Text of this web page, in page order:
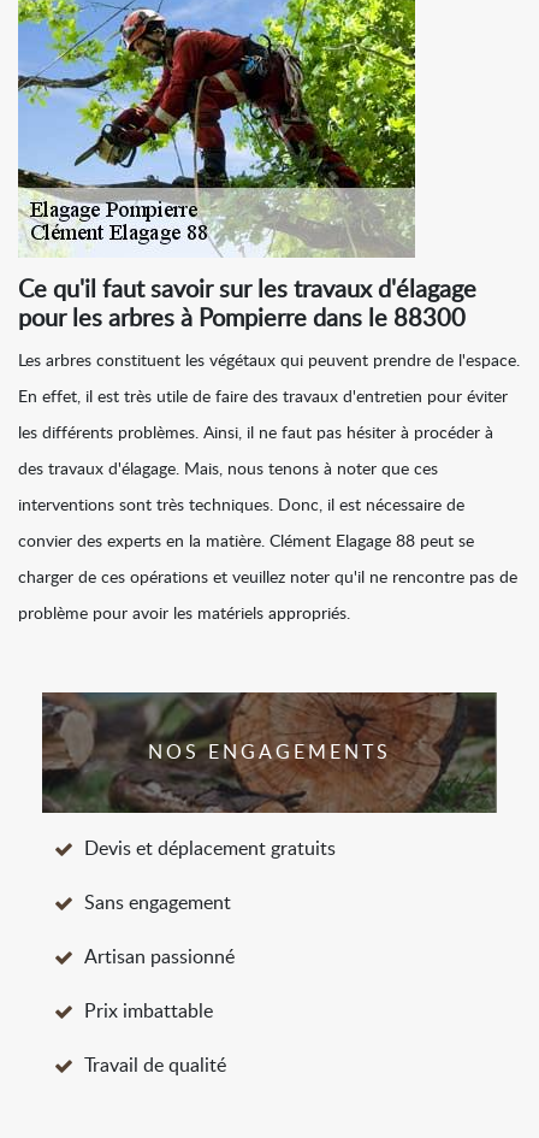
Ce qu'il faut savoir sur les travaux d'élagage
pour les arbres à Pompierre dans le 88300
Les arbres constituent les végétaux qui peuvent prendre de l'espace.
En effet, il est très utile de faire des travaux d'entretien pour éviter
les différents problèmes. Ainsi, il ne faut pas hésiter à procéder à
des travaux d'élagage. Mais, nous tenons à noter que ces
interventions sont très techniques. Donc, il est nécessaire de
convier des experts en la matière. Clément Elagage 88 peut se
charger de ces opérations et veuillez noter qu'il ne rencontre pas de
problème pour avoir les matériels appropriés.
NOS ENGAGEMENTS
Devis et déplacement gratuits
Sans engagement
Artisan passionné
Prix imbattable
Travail de qualité